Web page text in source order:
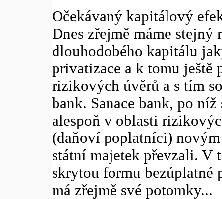
Očekávaný kapitálový
Dnes zřejmě máme stejný
dlouhodobého kapitálu
privatizace a k tomu ještě
rizikových úvěrů a s tím
bank. Sanace bank, po
alespoň v oblasti
(daňoví poplatníci)
státní majetek převzali. V
skrytou formu bezúplatné
má zřejmě své potomky...